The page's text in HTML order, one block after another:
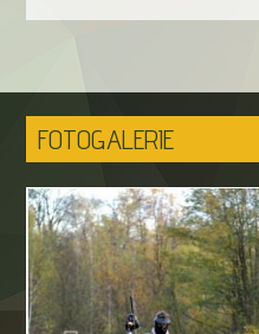
FOTOGALERIE